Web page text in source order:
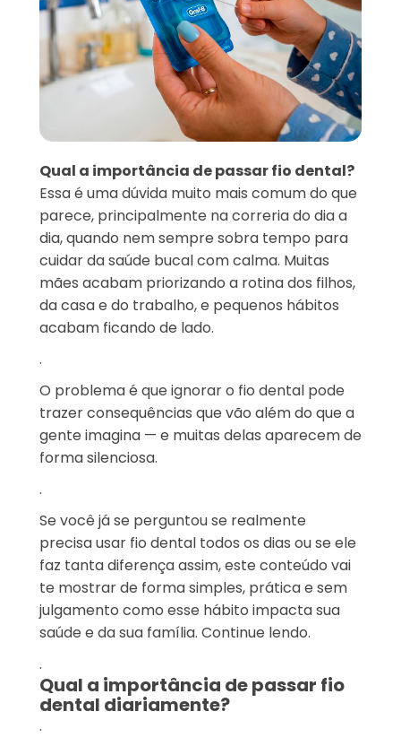
Qual a importância de passar fio dental?
Essa é uma dúvida muito mais comum do que
parece, principalmente na correria do dia a
dia, quando nem sempre sobra tempo para
cuidar da saúde bucal com calma. Muitas
mães acabam priorizando a rotina dos filhos,
da casa e do trabalho, e pequenos hábitos
acabam ficando de lado.
.
O problema é que ignorar o fio dental pode
trazer consequências que vão além do que a
gente imagina — e muitas delas aparecem de
forma silenciosa.
.
Se você já se perguntou se realmente
precisa usar fio dental todos os dias ou se ele
faz tanta diferença assim, este conteúdo vai
te mostrar de forma simples, prática e sem
julgamento como esse hábito impacta sua
saúde e da sua família. Continue lendo.
.
Qual a importância de passar fio
dental diariamente?
.